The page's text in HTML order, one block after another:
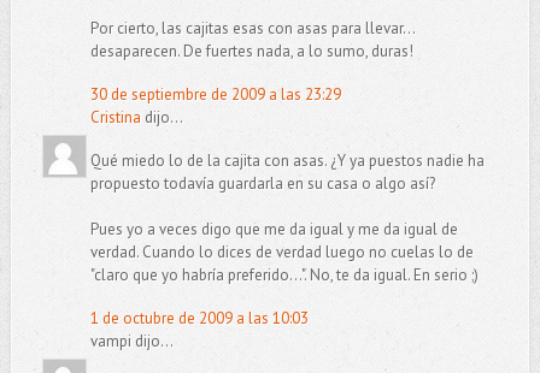
Por cierto, las cajitas esas con asas para llevar...
desaparecen. De fuertes nada, a lo sumo, duras!
30 de septiembre de 2009 a las 23:29
Cristina dijo...
Qué miedo lo de la cajita con asas. ¿Y ya puestos nadie ha
propuesto todavía guardarla en su casa o algo así?
Pues yo a veces digo que me da igual y me da igual de
verdad. Cuando lo dices de verdad luego no cuelas lo de
"claro que yo habría preferido...". No, te da igual. En serio ;)
1 de octubre de 2009 a las 10:03
vampi dijo...